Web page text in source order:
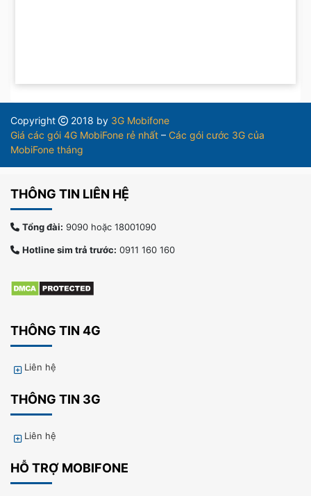
Copyright 2018 by 3G Mobifone
Giá các gói 4G MobiFone rẻ nhất – Các gói cước 3G của
MobiFone tháng
THÔNG TIN LIÊN HỆ
Tổng đài: 9090 hoặc 18001090
Hotline sim trả trước: 0911 160 160
THÔNG TIN 4G
Liên hệ
THÔNG TIN 3G
Liên hệ
HỖ TRỢ MOBIFONE